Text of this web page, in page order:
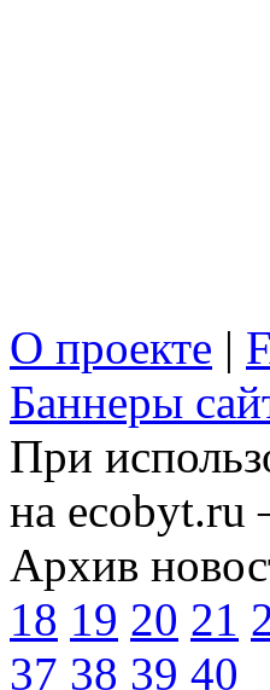
О проекте |
Баннеры
При
на ecobyt.ru
Архив
18 19 20 21
37 38 39 40